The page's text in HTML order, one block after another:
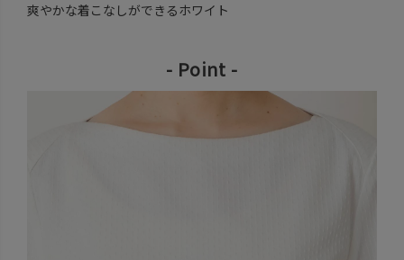
爽やかな着こなしができるホワイト
- Point -